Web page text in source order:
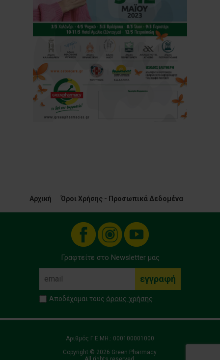
Αρχική Όροι Χρήσης - Προσωπικά Δεδομένα
Αριθμός Γ.Ε.ΜΗ.: 000100001000
Copyright © 2026 Green Pharmacy
Γραφτείτε στο Newsletter μας
Αποδέχομαι τους όρους χρήσης